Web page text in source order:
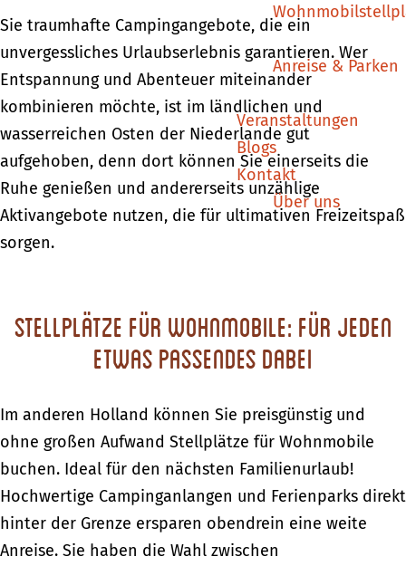
Anreise & Parken
Veranstaltungen
Blogs
Kontakt
Über uns
Sie traumhafte Campingangebote, die ein
unvergessliches Urlaubserlebnis garantieren. Wer
Entspannung und Abenteuer miteinander
kombinieren möchte, ist im ländlichen und
wasserreichen Osten der Niederlande gut
aufgehoben, denn dort können Sie einerseits die
Ruhe genießen und andererseits unzählige
Aktivangebote nutzen, die für ultimativen Freizeitspaß
sorgen.
Stellplätze für Wohnmobile: Für jeden
etwas Passendes dabei
Im anderen Holland können Sie preisgünstig und
ohne großen Aufwand Stellplätze für Wohnmobile
buchen. Ideal für den nächsten Familienurlaub!
Hochwertige Campinganlangen und Ferienparks direkt
hinter der Grenze ersparen obendrein eine weite
Anreise. Sie haben die Wahl zwischen